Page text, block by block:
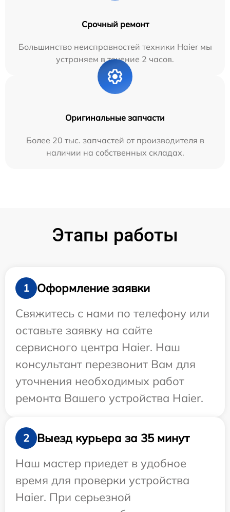
Срочный ремонт
Большинство неисправностей техники Haier мы
устраняем в течение 2 часов.
Оригинальные запчасти
Более 20 тыс. запчастей от производителя в
наличии на собственных складах.
Этапы работы
1
Оформление заявки
Свяжитесь с нами по телефону или
оставьте заявку на сайте
сервисного центра Haier. Наш
консультант перезвонит Вам для
уточнения необходимых работ
ремонта Вашего устройства Haier.
2
Выезд курьера за 35 минут
Наш мастер приедет в удобное
время для проверки устройства
Haier. При серьезной